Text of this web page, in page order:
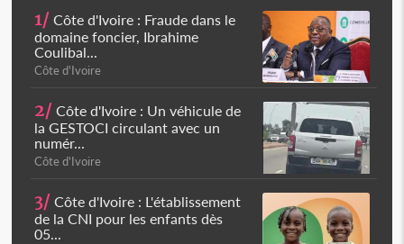
1/ Côte d'Ivoire : Fraude dans le
domaine foncier, Ibrahime
Coulibal...
Côte d'Ivoire
2/ Côte d'Ivoire : Un véhicule de
la GESTOCI circulant avec un
numér...
Côte d'Ivoire
3/ Côte d'Ivoire : L'établissement
de la CNI pour les enfants dès
05...